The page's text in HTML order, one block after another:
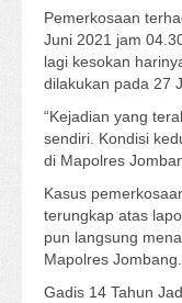
Pemerkosaan
Juni 2021 jam
lagi kesokan
dilakukan pada 27
“Kejadian yang
sendiri. Kondisi
di Mapolres
Kasus
terungkap atas
pun langsung
Mapolres Jombang.
Gadis 14 Tahun